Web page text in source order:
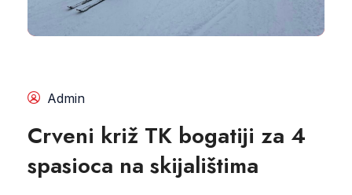
Admin
Crveni križ TK bogatiji za 4
spasioca na skijalištima